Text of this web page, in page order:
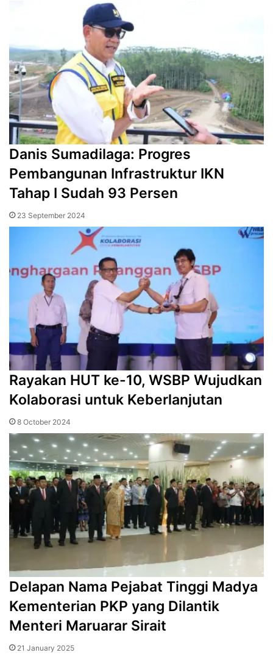
Danis Sumadilaga: Progres
Pembangunan Infrastruktur IKN
Tahap I Sudah 93 Persen
23 September 2024
Rayakan HUT ke-10, WSBP Wujudkan
Kolaborasi untuk Keberlanjutan
8 October 2024
Delapan Nama Pejabat Tinggi Madya
Kementerian PKP yang Dilantik
Menteri Maruarar Sirait
21 January 2025